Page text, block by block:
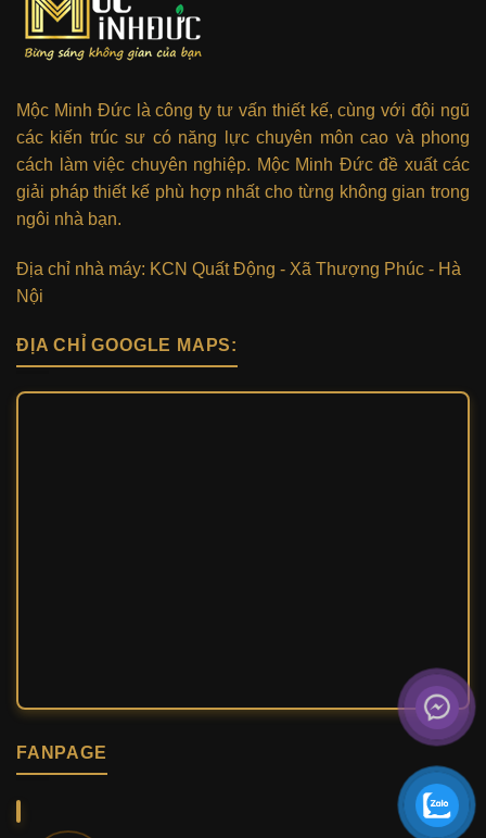
Mộc Minh Đức là công ty tư vấn thiết kế, cùng với đội ngũ
các kiến trúc sư có năng lực chuyên môn cao và phong
cách làm việc chuyên nghiệp. Mộc Minh Đức đề xuất các
giải pháp thiết kế phù hợp nhất cho từng không gian trong
ngôi nhà bạn.
Địa chỉ nhà máy: KCN Quất Động - Xã Thượng Phúc - Hà
Nội
ĐỊA CHỈ GOOGLE MAPS:
FANPAGE